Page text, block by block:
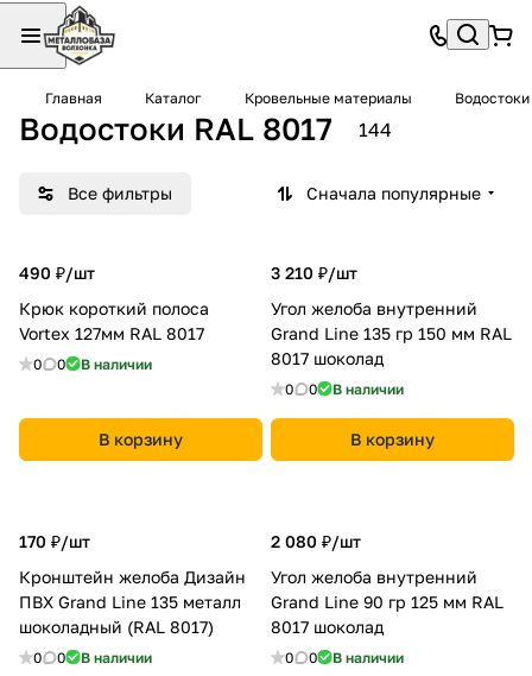
Главная Каталог Кровельные материалы Водостоки
Водостоки RAL 8017 144
Все фильтры Сначала популярные
490 ₽/шт
Крюк короткий полоса
Vortex 127мм RAL 8017
0 0 В наличии
В корзину
3 210 ₽/шт
Угол желоба внутренний
Grand Line 135 гр 150 мм RAL
8017 шоколад
0 0 В наличии
В корзину
170 ₽/шт
Кронштейн желоба Дизайн
ПВХ Grand Line 135 металл
шоколадный (RAL 8017)
0 0 В наличии
2 080 ₽/шт
Угол желоба внутренний
Grand Line 90 гр 125 мм RAL
8017 шоколад
0 0 В наличии